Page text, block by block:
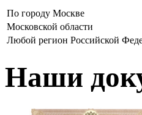
По городу Москве
Московской области
Любой регион Российской
Наши